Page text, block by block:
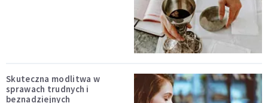
Skuteczna modlitwa w
sprawach trudnych i
beznadziejnych